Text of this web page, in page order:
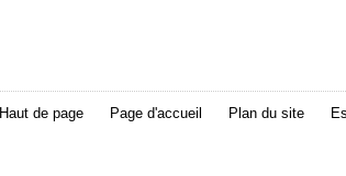
Haut de page Page d'accueil Plan du site